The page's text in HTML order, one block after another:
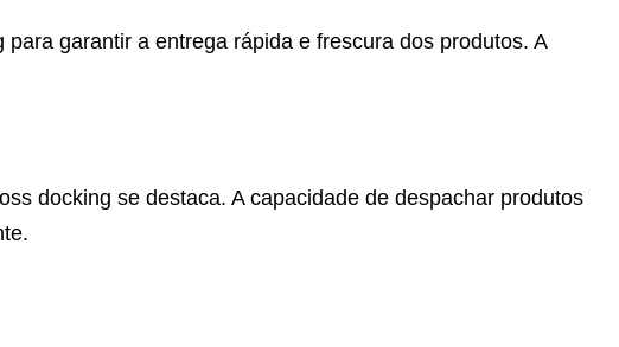
garantir a entrega rápida e frescura dos produtos. A
docking se destaca. A capacidade de despachar produtos